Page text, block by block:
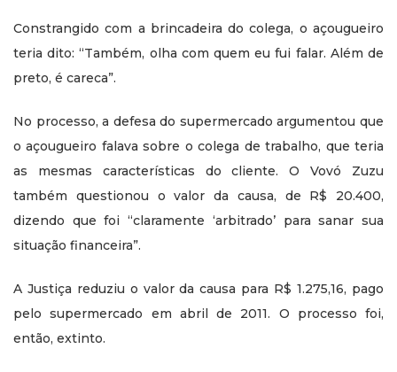
Constrangido com a brincadeira do colega, o açougueiro
teria dito: “Também, olha com quem eu fui falar. Além de
preto, é careca”.
No processo, a defesa do supermercado argumentou que
o açougueiro falava sobre o colega de trabalho, que teria
as mesmas características do cliente. O Vovó Zuzu
também questionou o valor da causa, de R$ 20.400,
dizendo que foi “claramente ‘arbitrado’ para sanar sua
situação financeira”.
A Justiça reduziu o valor da causa para R$ 1.275,16, pago
pelo supermercado em abril de 2011. O processo foi,
então, extinto.